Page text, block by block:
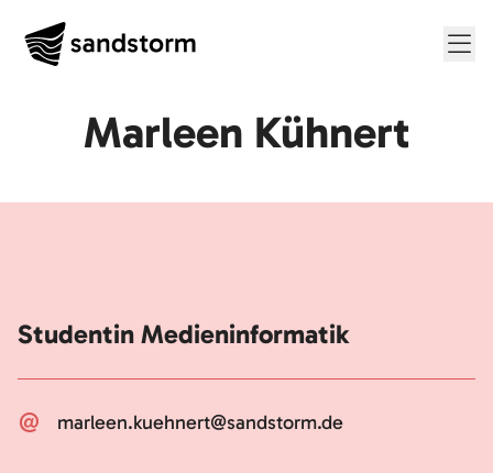
Marleen Kühnert
Studentin Medieninformatik
marleen.kuehnert@sandstorm.de